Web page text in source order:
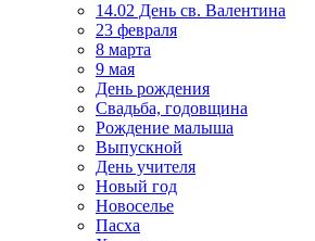
14.02 День св. Валентина
23 февраля
8 марта
9 мая
День рождения
Свадьба, годовщина
Рождение малыша
Выпускной
День учителя
Новый год
Новоселье
Пасха